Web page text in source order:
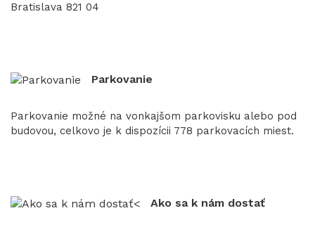
Bratislava 821 04
Parkovanie
Parkovanie možné na vonkajšom parkovisku alebo pod
budovou, celkovo je k dispozícii 778 parkovacích miest.
Ako sa k nám dostať